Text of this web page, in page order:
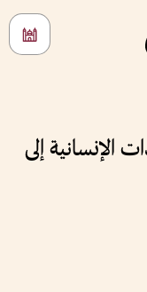
الإنسانية إلى